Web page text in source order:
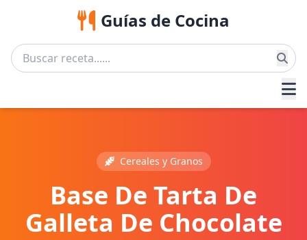
Guías de Cocina
Cereales y Granos
Base De Tarta De
Galleta De Chocolate